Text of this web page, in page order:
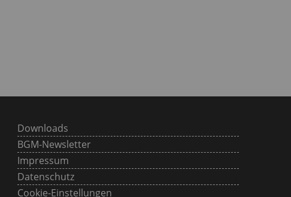
Downloads
BGM-Newsletter
Impressum
Datenschutz
Cookie-Einstellungen